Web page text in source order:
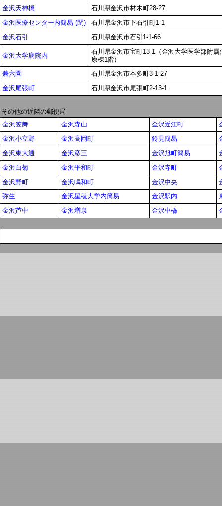
金沢天神橋
石川県金沢市材木町28-27
金沢医療センター内簡易 (閉)
石川県金沢市下石引町1-1
金沢石引
石川県金沢市石引1-1-66
金沢大学病院内
石川県金沢市宝町13-1（金沢大学医学部附属
療棟1階）
兼六園
石川県金沢市本多町3-1-27
金沢尾張町
石川県金沢市尾張町2-13-1
その他の近隣の郵便局
金沢笠舞
金沢森山 金沢近江町
金沢小立野
金沢高岡町 鈴見簡易
金沢東大通
金沢彦三 金沢旭町簡易
金沢白菊
金沢平和町 金沢寺町
金沢野町
金沢鳴和町 金沢中央
弥生
金沢星稜大学内簡易 金沢駅内
金沢芦中
金沢増泉 金沢中橋